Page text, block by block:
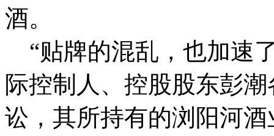
酒。
“贴牌的混乱，也加速
际控制人、控股股东彭
讼，其所持有的浏阳河